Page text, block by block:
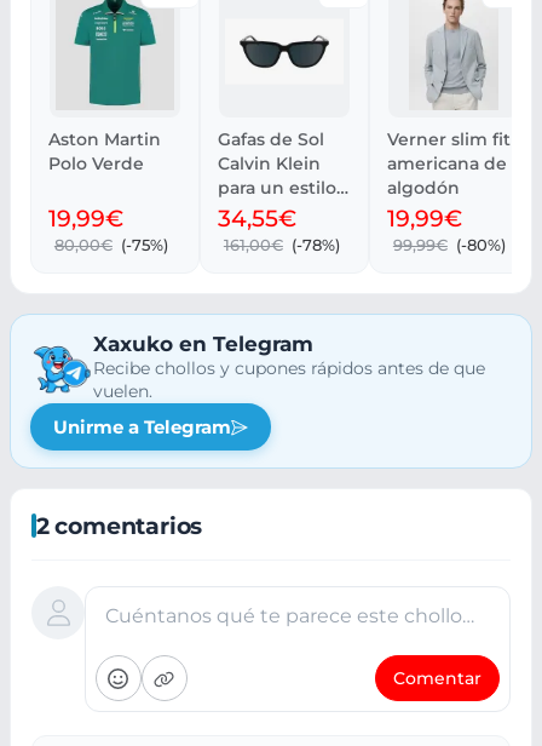
Aston Martin
Polo Verde
19,99€
80,00€ (-75%)
Gafas de Sol
Calvin Klein
para un estilo
moderno y
chic
34,55€
161,00€ (-78%)
Verner slim fit
americana de
algodón
19,99€
99,99€ (-80%)
Xaxuko en Telegram
Recibe chollos y cupones rápidos antes de que
vuelen.
Unirme a Telegram
2 comentarios
Cuéntanos qué te parece este chollo…
Comentar